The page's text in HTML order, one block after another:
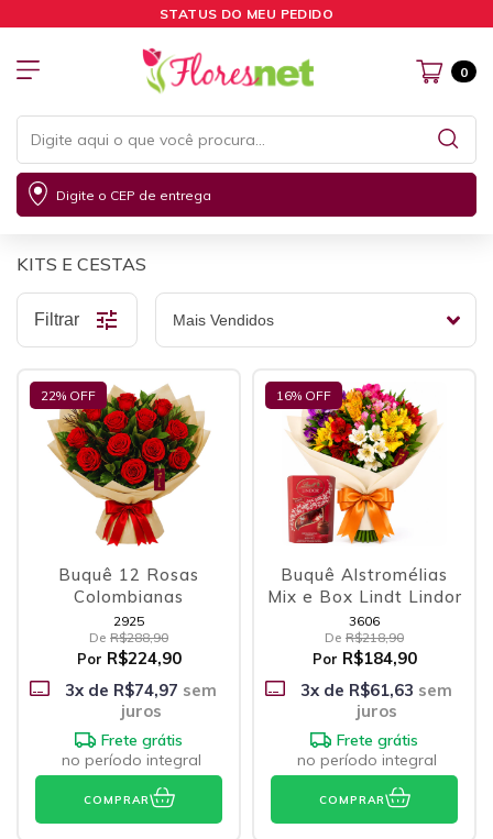
STATUS DO MEU PEDIDO
0
Digite o CEP de entrega
KITS E CESTAS
Filtrar
22% OFF
Buquê 12 Rosas
Colombianas
2925
De R$288,90
Por R$224,90
3x de R$74,97 sem
juros
Frete grátis
no período integral
COMPRAR
16% OFF
Buquê Alstromélias
Mix e Box Lindt Lindor
3606
De R$218,90
Por R$184,90
3x de R$61,63 sem
juros
Frete grátis
no período integral
COMPRAR